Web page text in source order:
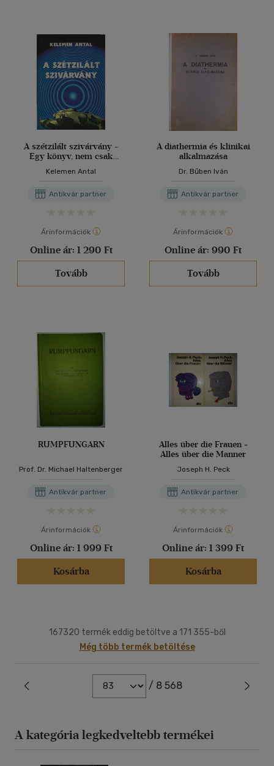
A szétzilált szivárvány -
Egy könyv, nem csak
Kelemen Antal
Antikvár partner
Árinformációk
Online ár: 1 290 Ft
Tovább
A diathermia és klinikai
alkalmazása
Dr. Bűben Iván
Antikvár partner
Árinformációk
Online ár: 990 Ft
Tovább
RUMPFUNGARN
Prof. Dr. Michael Haltenberger
Antikvár partner
Árinformációk
Online ár: 1 999 Ft
Kosárba
Alles über die Frauen +
Alles über die Manner
Joseph H. Peck
Antikvár partner
Árinformációk
Online ár: 1 399 Ft
Kosárba
167320 termék eddig betöltve a 171 355-ből
Még több termék betöltése
/ 8 568
A kategória legkedveltebb termékei